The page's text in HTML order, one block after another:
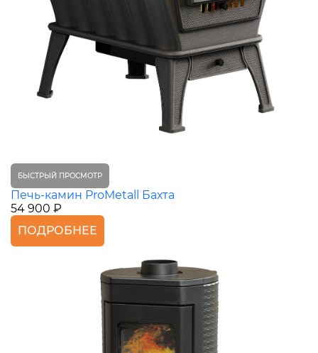
БЫСТРЫЙ ПРОСМОТР
Печь-камин ProMetall Бахта
54 900 ₽
ПОДРОБНЕЕ